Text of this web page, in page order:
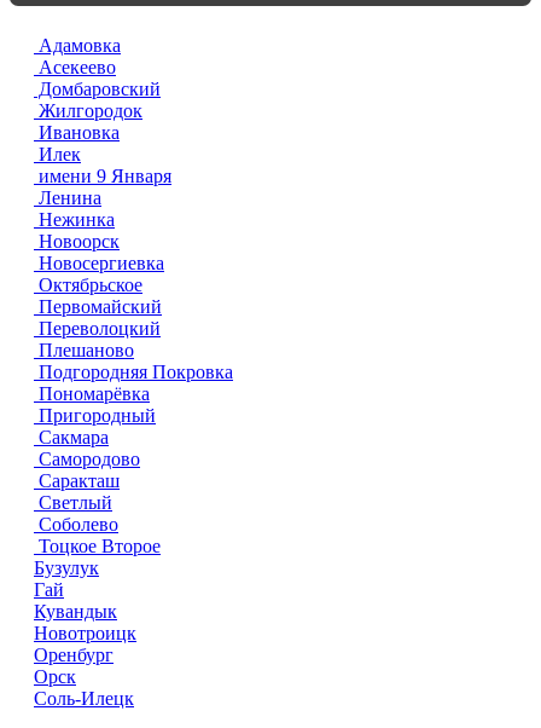
Адамовка
Асекеево
Домбаровский
Жилгородок
Ивановка
Илек
имени 9 Января
Ленина
Нежинка
Новоорск
Новосергиевка
Октябрьское
Первомайский
Переволоцкий
Плешаново
Подгородняя Покровка
Пономарёвка
Пригородный
Сакмара
Самородово
Саракташ
Светлый
Соболево
Тоцкое Второе
Бузулук
Гай
Кувандык
Новотроицк
Оренбург
Орск
Соль-Илецк